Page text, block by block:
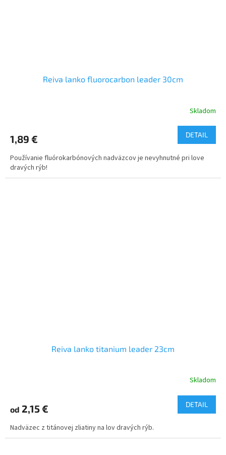
Reiva lanko fluorocarbon leader 30cm
Skladom
1,89 € DETAIL
Používanie fluórokarbónových nadväzcov je nevyhnutné pri love
dravých rýb!
Reiva lanko titanium leader 23cm
Skladom
od 2,15 € DETAIL
Nadväzec z titánovej zliatiny na lov dravých rýb.